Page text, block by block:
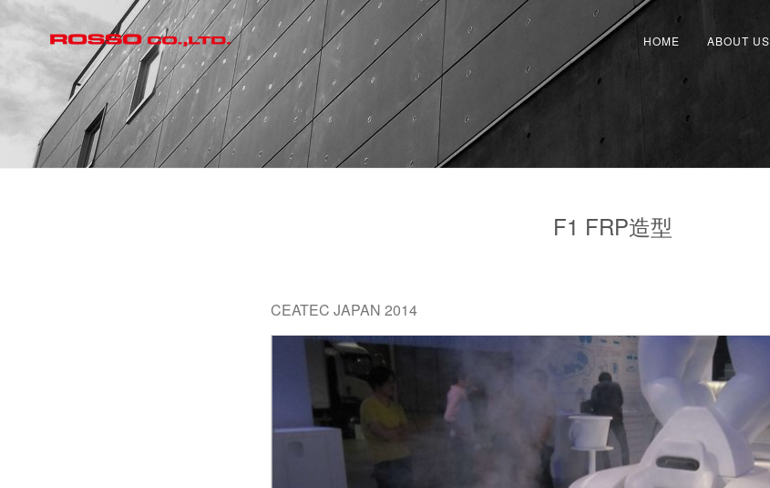
HOME ABOUT US
F1 FRP造型
CEATEC JAPAN 2014